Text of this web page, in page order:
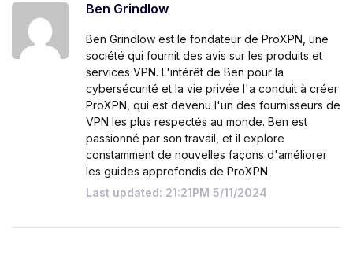
Ben Grindlow
Ben Grindlow est le fondateur de ProXPN, une
société qui fournit des avis sur les produits et
services VPN. L'intérêt de Ben pour la
cybersécurité et la vie privée l'a conduit à créer
ProXPN, qui est devenu l'un des fournisseurs de
VPN les plus respectés au monde. Ben est
passionné par son travail, et il explore
constamment de nouvelles façons d'améliorer
les guides approfondis de ProXPN.
Last updated: 21:21PM 5/11/2024